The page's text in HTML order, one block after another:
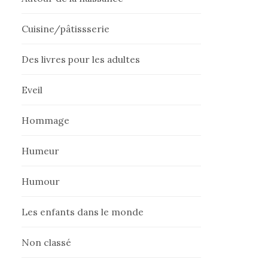
Cuisine/pâtissserie
Des livres pour les adultes
Eveil
Hommage
Humeur
Humour
Les enfants dans le monde
Non classé